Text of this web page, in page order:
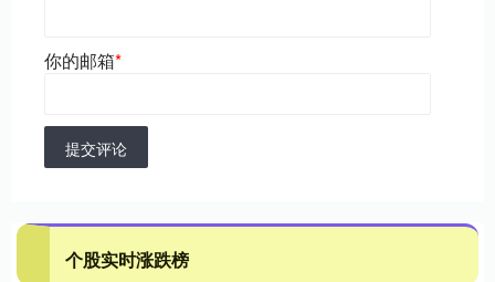
你的邮箱*
提交评论
个股实时涨跌榜